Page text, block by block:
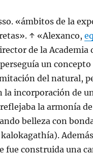
«ámbitos de la
↑ «Alexanco,
de la Academia
un
del natural,
la incorporación de
la armonía
belleza con
kalokagathía).
fue construida una